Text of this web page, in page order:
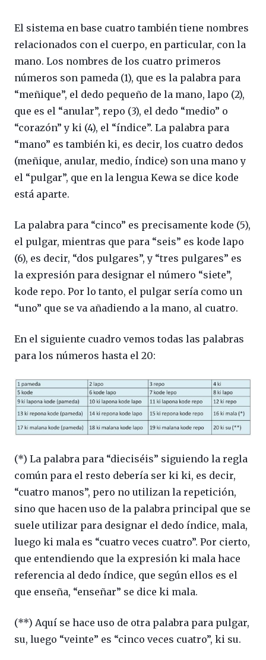
El sistema en base cuatro también tiene nombres
relacionados con el cuerpo, en particular, con la
mano. Los nombres de los cuatro primeros
números son pameda (1), que es la palabra para
“meñique”, el dedo pequeño de la mano, lapo (2),
que es el “anular”, repo (3), el dedo “medio” o
“corazón” y ki (4), el “índice”. La palabra para
“mano” es también ki, es decir, los cuatro dedos
(meñique, anular, medio, índice) son una mano y
el “pulgar”, que en la lengua Kewa se dice kode
está aparte.
La palabra para “cinco” es precisamente kode (5),
el pulgar, mientras que para “seis” es kode lapo
(6), es decir, “dos pulgares”, y “tres pulgares” es
la expresión para designar el número “siete”,
kode repo. Por lo tanto, el pulgar sería como un
“uno” que se va añadiendo a la mano, al cuatro.
En el siguiente cuadro vemos todas las palabras
para los números hasta el 20:
(*) La palabra para “dieciséis” siguiendo la regla
común para el resto debería ser ki ki, es decir,
“cuatro manos”, pero no utilizan la repetición,
sino que hacen uso de la palabra principal que se
suele utilizar para designar el dedo índice, mala,
luego ki mala es “cuatro veces cuatro”. Por cierto,
que entendiendo que la expresión ki mala hace
referencia al dedo índice, que según ellos es el
que enseña, “enseñar” se dice ki mala.
(**) Aquí se hace uso de otra palabra para pulgar,
su, luego “veinte” es “cinco veces cuatro”, ki su.